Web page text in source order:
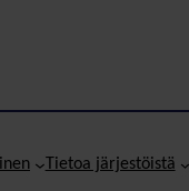
Tietoa järjestöistä